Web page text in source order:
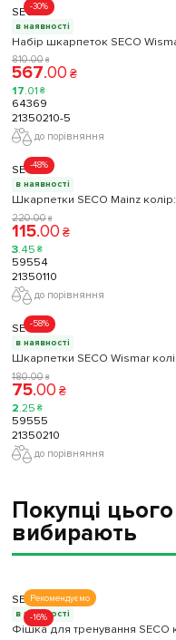
-30%
SECO
в наявності
Набір шкарпеток SECO
810.00 ₴
567.00 ₴
17.01 ₴
64369
21350210-5
до порівняння
-48%
SECO
в наявності
Шкарпетки SECO Mainz колір:
220.00 ₴
115.00 ₴
3.45 ₴
59554
21350110
до порівняння
-58%
SECO
в наявності
Шкарпетки SECO Wismar
180.00 ₴
75.00 ₴
2.25 ₴
59555
21350210
до порівняння
Покупці
вибирають
Рекомендуємо
-16%
SECO
в наявності
Фішка для тренування SECO